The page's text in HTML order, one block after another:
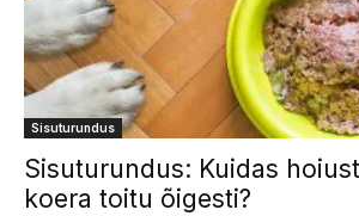
Sisuturundus
Sisuturundus: Kuidas
koera toitu õigesti?